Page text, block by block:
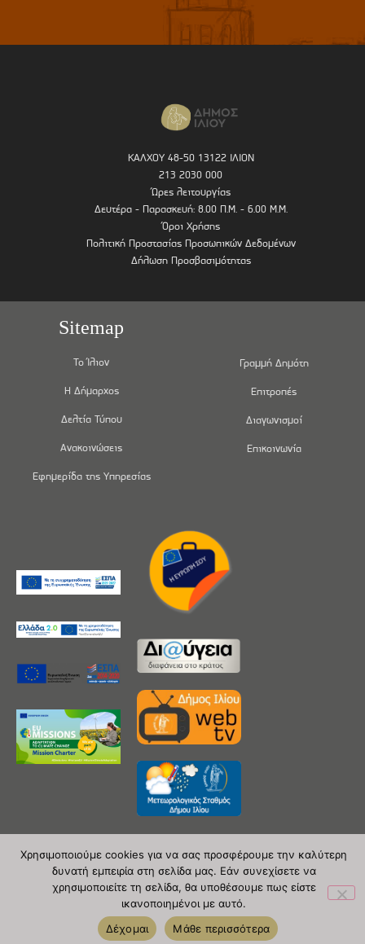
ΚΑΛΧΟΥ 48-50 13122 ΙΛΙΟΝ
213 2030 000
Ώρες λειτουργίας
Δευτέρα - Παρασκευή: 8.00 Π.Μ. - 6.00 Μ.Μ.
Όροι Χρήσης
Πολιτική Προστασίας Προσωπικών Δεδομένων
Δήλωση Προσβασιμότητας
Sitemap
Το Ίλιον
Η Δήμαρχος
Δελτία Τύπου
Ανακοινώσεις
Εφημερίδα της Υπηρεσίας
Γραμμή Δημότη
Επιτροπές
Διαγωνισμοί
Επικοινωνία
Copyright 2020 © Δήμος Ιλίου
| powered by Evolutionprojects
Χρησιμοποιούμε cookies για να σας προσφέρουμε την καλύτερη
δυνατή εμπειρία στη σελίδα μας. Εάν συνεχίσετε να
χρησιμοποιείτε τη σελίδα, θα υποθέσουμε πως είστε
ικανοποιημένοι με αυτό.
Δέχομαι
Μάθε περισσότερα